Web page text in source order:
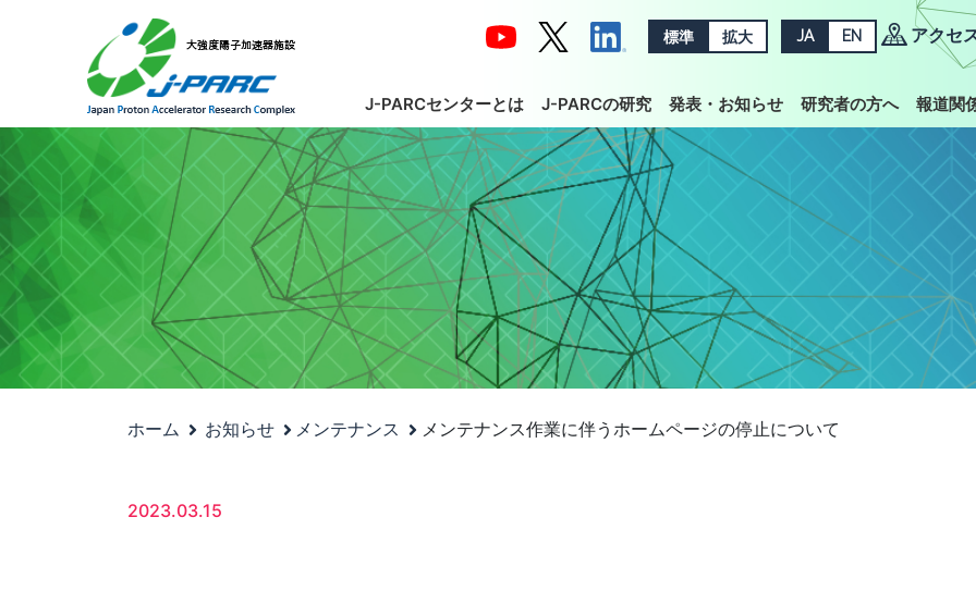
標準 拡大 JA EN アクセ
J-PARCセンターとは J-PARCの研究 発表・お知らせ 研究者の方へ 報道関
ホーム お知らせ メンテナンス メンテナンス作業に伴うホームページの停止について
2023.03.15